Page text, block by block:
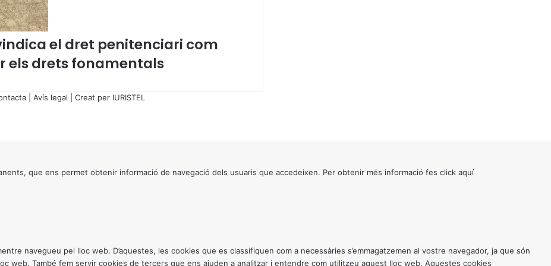
t
d
e
p
b
e
p
el dret penitenciari com
els drets fonamentals
Avís legal | Creat per IURISTEL
que ens permet obtenir informació de navegació dels usuaris que accedeixen. Per obtenir més informació fes click aquí
navegueu pel lloc web. D’aquestes, les cookies que es classifiquen com a necessàries s’emmagatzemen al vostre navegador, ja que són
web. També fem servir cookies de tercers que ens ajuden a analitzar i entendre com utilitzeu aquest lloc web. Aquestes cookies